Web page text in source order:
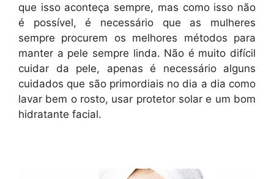
que isso aconteça sempre, mas como isso não
é possível, é necessário que as mulheres
sempre procurem os melhores métodos para
manter a pele sempre linda. Não é muito difícil
cuidar da pele, apenas é necessário alguns
cuidados que são primordiais no dia a dia como
lavar bem o rosto, usar protetor solar e um bom
hidratante facial.